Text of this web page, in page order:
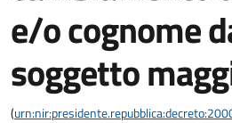
e/o cognome
soggetto
(